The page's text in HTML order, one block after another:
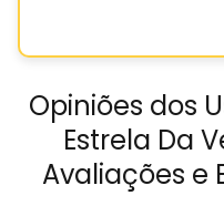
Opiniões dos
Estrela Da
Avaliações e